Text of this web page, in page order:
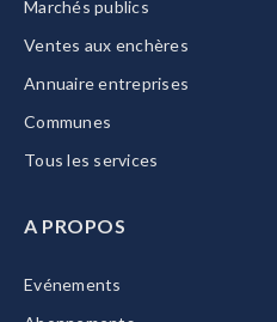
Marchés publics
Ventes aux enchères
Annuaire entreprises
Communes
Tous les services
A PROPOS
Evénements